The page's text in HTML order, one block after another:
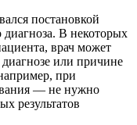
постановкой
диагноза. В некоторых
врач может
или причине
при
— не нужно
результатов